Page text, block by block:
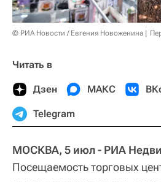
© РИА Новости / Евгения Новоженина
Читать в
Дзен МАКС
Telegram
МОСКВА, 5 июл - РИА
Посещаемость торговых